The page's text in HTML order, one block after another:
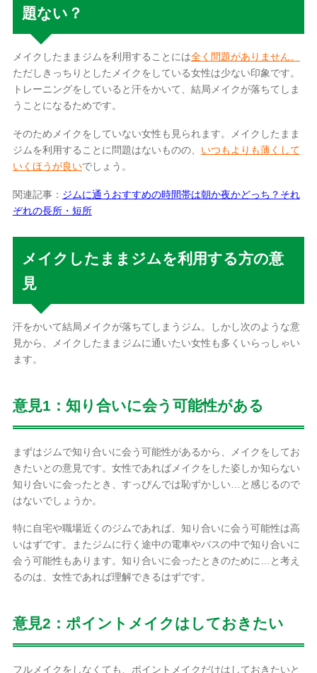
題ない？
メイクしたままジムを利用することには全く問題がありません。
ただしきっちりとしたメイクをしている女性は少ない印象です。
トレーニングをしていると汗をかいて、結局メイクが落ちてしま
うことになるためです。
そのためメイクをしていない女性も見られます。メイクしたまま
ジムを利用することに問題はないものの、 いつもよりも薄くして
いくほうが良いでしょう。
関連記事： ジムに通うおすすめの時間帯は朝か夜かどっち？それ
ぞれの長所・短所
メイクしたままジムを利用する方の意
見
汗をかいて結局メイクが落ちてしまうジム。しかし次のような意
見から、メイクしたままジムに通いたい女性も多くいらっしゃい
ます。
意見1：知り合いに会う可能性がある
まずはジムで知り合いに会う可能性があるから、メイクをしてお
きたいとの意見です。女性であればメイクをした姿しか知らない
知り合いに会ったとき、すっぴんでは恥ずかしい…と感じるので
はないでしょうか。
特に自宅や職場近くのジムであれば、知り合いに会う可能性は高
いはずです。またジムに行く途中の電車やバスの中で知り合いに
会う可能性もあります。知り合いに会ったときのために…と考え
るのは、女性であれば理解できるはずです。
意見2：ポイントメイクはしておきたい
フルメイクをしなくても、ポイントメイクだけはしておきたいと